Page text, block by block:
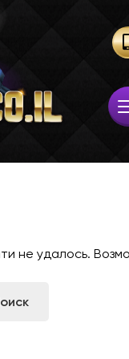
не удалось.